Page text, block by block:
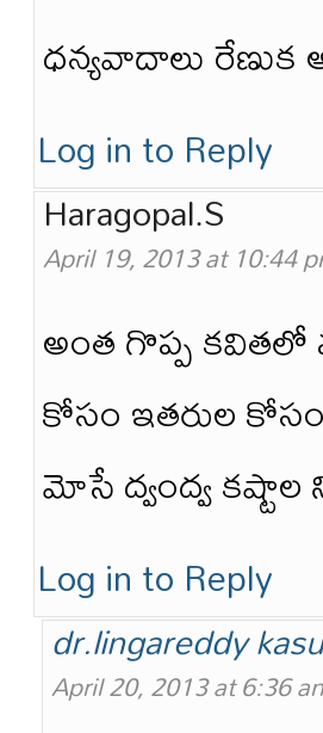
ధన్యవాదాలు రేణుక
Log in to Reply
Haragopal.S
April 19, 2013 at 10:44
అంత గొప్ప
కోసం ఇతరుల
మోసే ద్వంద్వ కష్టాల
Log in to Reply
dr.lingareddy
April 20, 2013 at 6:36